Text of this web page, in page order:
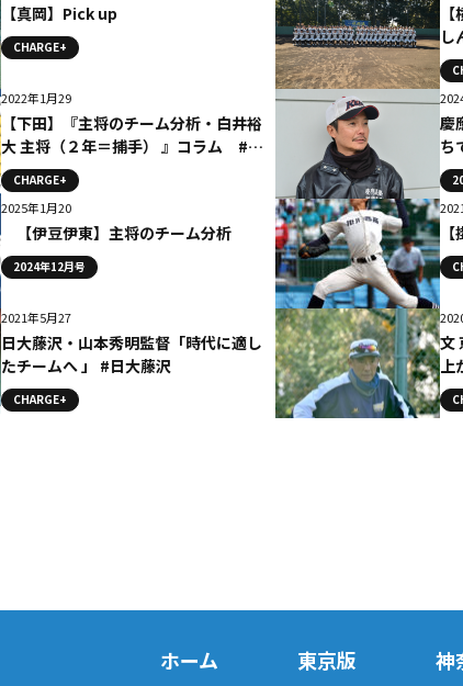
【真岡】Pick up
CHARGE+
し
2022年1月29
【下田】『主将のチーム分析・白井裕
大 主将（２年＝捕手） 』コラム #下
田CHARGE+
慶
ち
2025年1月20
【伊豆伊東】主将のチーム分析
2024年12月号
2021年5月27
日大藤沢・山本秀明監督「時代に適し
たチームへ 」 #日大藤沢
CHARGE+
文
督
ホーム 東京版 神